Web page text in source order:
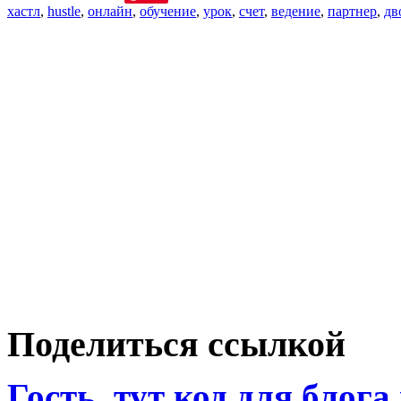
хастл, hustle, онлайн, обучение, урок, счет, ведение, партнер,
Поделиться ссылкой